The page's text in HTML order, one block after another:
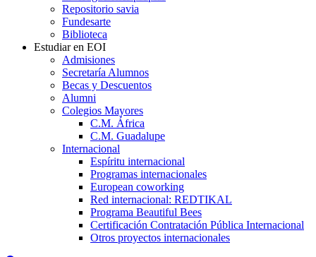
Repositorio savia
Fundesarte
Biblioteca
Estudiar en EOI
Admisiones
Secretaría Alumnos
Becas y Descuentos
Alumni
Colegios Mayores
C.M. África
C.M. Guadalupe
Internacional
Espíritu internacional
Programas internacionales
European coworking
Red internacional: REDTIKAL
Programa Beautiful Bees
Certificación Contratación Pública Internacional
Otros proyectos internacionales